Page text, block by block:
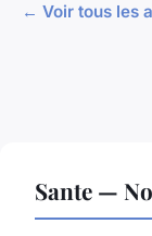
← Voir tous les
Sante —